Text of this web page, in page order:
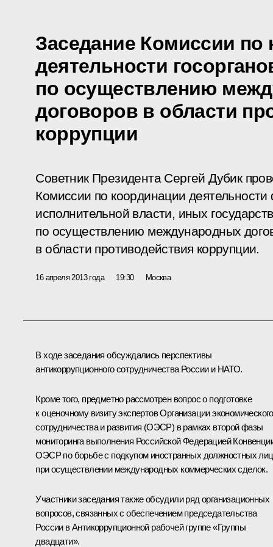
Заседание Комиссии по
деятельности
по осуществлению
договоров в области
коррупции
Советник Президента Сергей Дубик
Комиссии по координации
исполнительной власти, иных
по осуществлению международных
в области противодействия коррупции.
16 апреля 2013 года 19:30 Москва
В ходе заседания обсуждались перспективы
антикоррупционного сотрудничества России и НАТО.
Кроме того, предметно рассмотрен вопрос о подготовке
к оценочному визиту экспертов Организации экономического
сотрудничества и развития (ОЭСР) в рамках второй фазы
мониторинга выполнения Российской Федерацией
ОЭСР по борьбе с подкупом иностранных должностных лиц
при осуществлении международных коммерческих сделок.
Участники заседания также обсудили ряд организационных
вопросов, связанных с обеспечением председательства
России в Антикоррупционной рабочей группе «Группы
двадцати».